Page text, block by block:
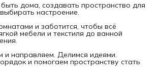
дома, создавать пространство для
настроение.
и заботится, чтобы всё
мебели и текстиля до ванной
и направляем. Делимся идеями.
и помогаем пространству стать